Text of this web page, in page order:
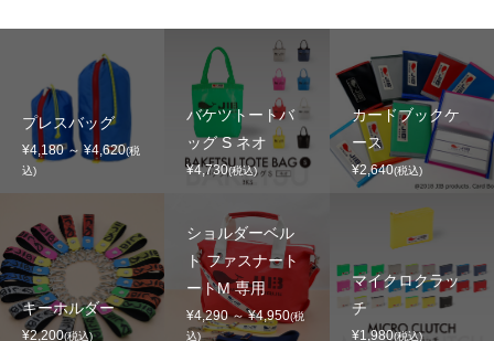
プレスバッグ
¥4,180 ～ ¥4,620(税
込)
バケツトートバ
ッグ S ネオ
¥4,730(税込)
カードブックケ
ース
¥2,640(税込)
キーホルダー
¥2,200(税込)
ショルダーベル
ト ファスナート
ートM 専用
¥4,290 ～ ¥4,950(税
込)
マイクロクラッ
チ
¥1,980(税込)